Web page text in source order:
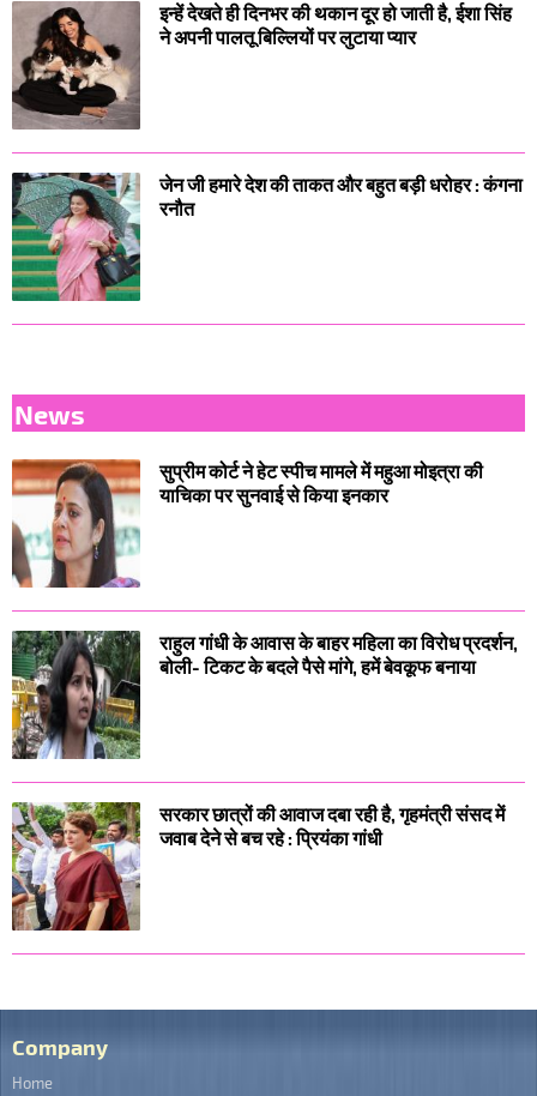
इन्हें देखते ही दिनभर की थकान दूर हो जाती है, ईशा सिंह
ने अपनी पालतू बिल्लियों पर लुटाया प्यार
जेन जी हमारे देश की ताकत और बहुत बड़ी धरोहर : कंगना
रनौत
News
सुप्रीम कोर्ट ने हेट स्पीच मामले में महुआ मोइत्रा की
याचिका पर सुनवाई से किया इनकार
राहुल गांधी के आवास के बाहर महिला का विरोध प्रदर्शन,
बोली- टिकट के बदले पैसे मांगे, हमें बेवकूफ बनाया
सरकार छात्रों की आवाज दबा रही है, गृहमंत्री संसद में
जवाब देने से बच रहे : प्रियंका गांधी
Company
Home